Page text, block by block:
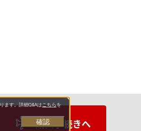
購入手続きへ
ます。詳細Q&Aはこちらを
確認